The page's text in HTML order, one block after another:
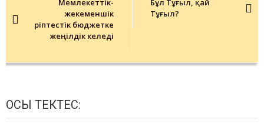
Мемлекеттік-
жекеменшік
әріптестік бюджетке
жеңілдік әкеледі
Бұл Тұғыл, қай
Тұғыл?
ОСЫ ТЕКТЕС: